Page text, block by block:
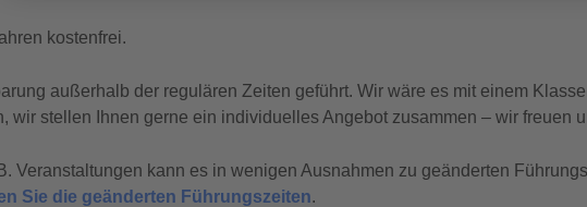
kostenfrei.
außerhalb der regulären Zeiten geführt. Wir wäre es mit einem
wir stellen Ihnen gerne ein individuelles Angebot zusammen – wir freuen
Veranstaltungen kann es in wenigen Ausnahmen zu geänderten
Sie die geänderten Führungszeiten.